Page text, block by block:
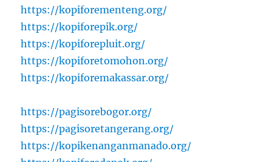
https://kopiforementeng.org/
https://kopiforepik.org/
https://kopiforepluit.org/
https://kopiforetomohon.org/
https://kopiforemakassar.org/
https://pagisorebogor.org/
https://pagisoretangerang.org/
https://kopikenanganmanado.org/